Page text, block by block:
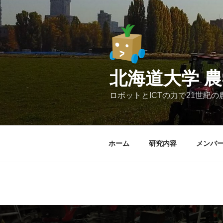
北海道大学
ロボットとICTの力で21世紀
ホーム 研究内容 メンバ